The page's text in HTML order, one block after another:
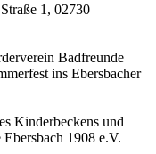
1, 02730
Badfreunde
ins Ebersbacher
Kinderbeckens und
1908 e.V.